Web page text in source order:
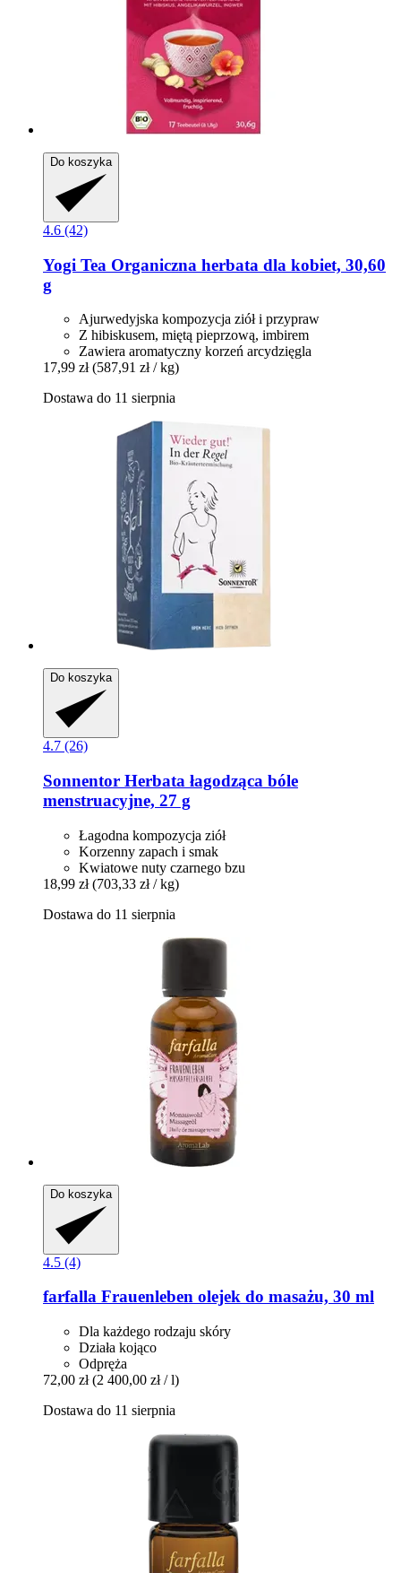
Do koszyka
4.6 (42)
Yogi Tea Organiczna herbata dla kobiet, 30,60
g
Ajurwedyjska kompozycja ziół i przypraw
Z hibiskusem, miętą pieprzową, imbirem
Zawiera aromatyczny korzeń arcydzięgla
17,99 zł (587,91 zł / kg)
Dostawa do 11 sierpnia
Do koszyka
4.7 (26)
Sonnentor Herbata łagodząca bóle
menstruacyjne, 27 g
Łagodna kompozycja ziół
Korzenny zapach i smak
Kwiatowe nuty czarnego bzu
18,99 zł (703,33 zł / kg)
Dostawa do 11 sierpnia
Do koszyka
4.5 (4)
farfalla Frauenleben olejek do masażu, 30 ml
Dla każdego rodzaju skóry
Działa kojąco
Odpręża
72,00 zł (2 400,00 zł / l)
Dostawa do 11 sierpnia